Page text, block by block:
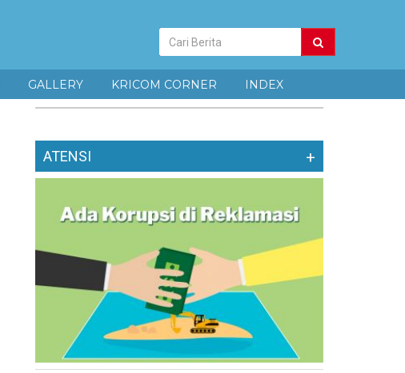
Pencarian
Berita
GALLERY KRICOM CORNER INDEX
ATENSI +